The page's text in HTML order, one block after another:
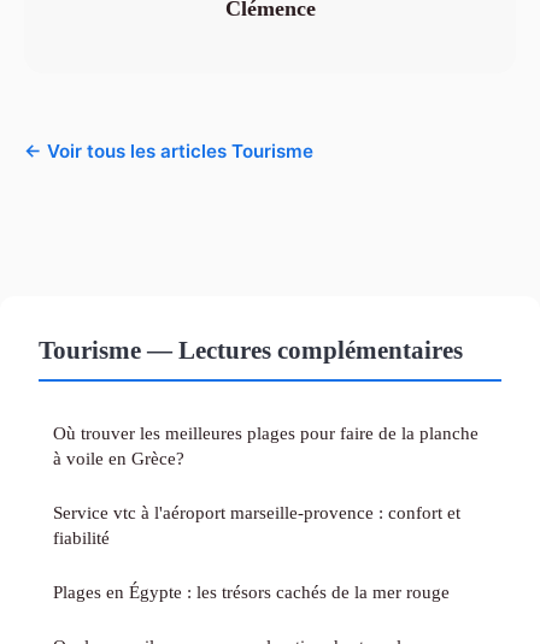
Clémence
← Voir tous les articles Tourisme
Tourisme — Lectures complémentaires
Où trouver les meilleures plages pour faire de la planche
à voile en Grèce?
Service vtc à l'aéroport marseille-provence : confort et
fiabilité
Plages en Égypte : les trésors cachés de la mer rouge